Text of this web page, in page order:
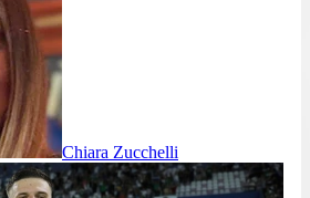
Chiara Zucchelli